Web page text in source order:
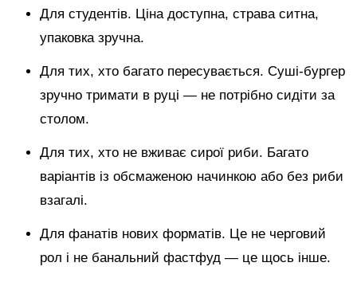
Для студентів. Ціна доступна, страва ситна,
упаковка зручна.
Для тих, хто багато пересувається. Суші-бургер
зручно тримати в руці — не потрібно сидіти за
столом.
Для тих, хто не вживає сирої риби. Багато
варіантів із обсмаженою начинкою або без риби
взагалі.
Для фанатів нових форматів. Це не черговий
рол і не банальний фастфуд — це щось інше.